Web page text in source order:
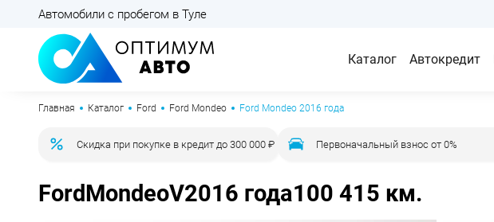
Автомобили с пробегом в Туле
Каталог Автокредит
Главная Каталог Ford Ford Mondeo Ford Mondeo 2016 года
Скидка при покупке в кредит до 300 000 ₽ Первоначальный взнос от 0%
FordMondeoV2016 года100 415 км.